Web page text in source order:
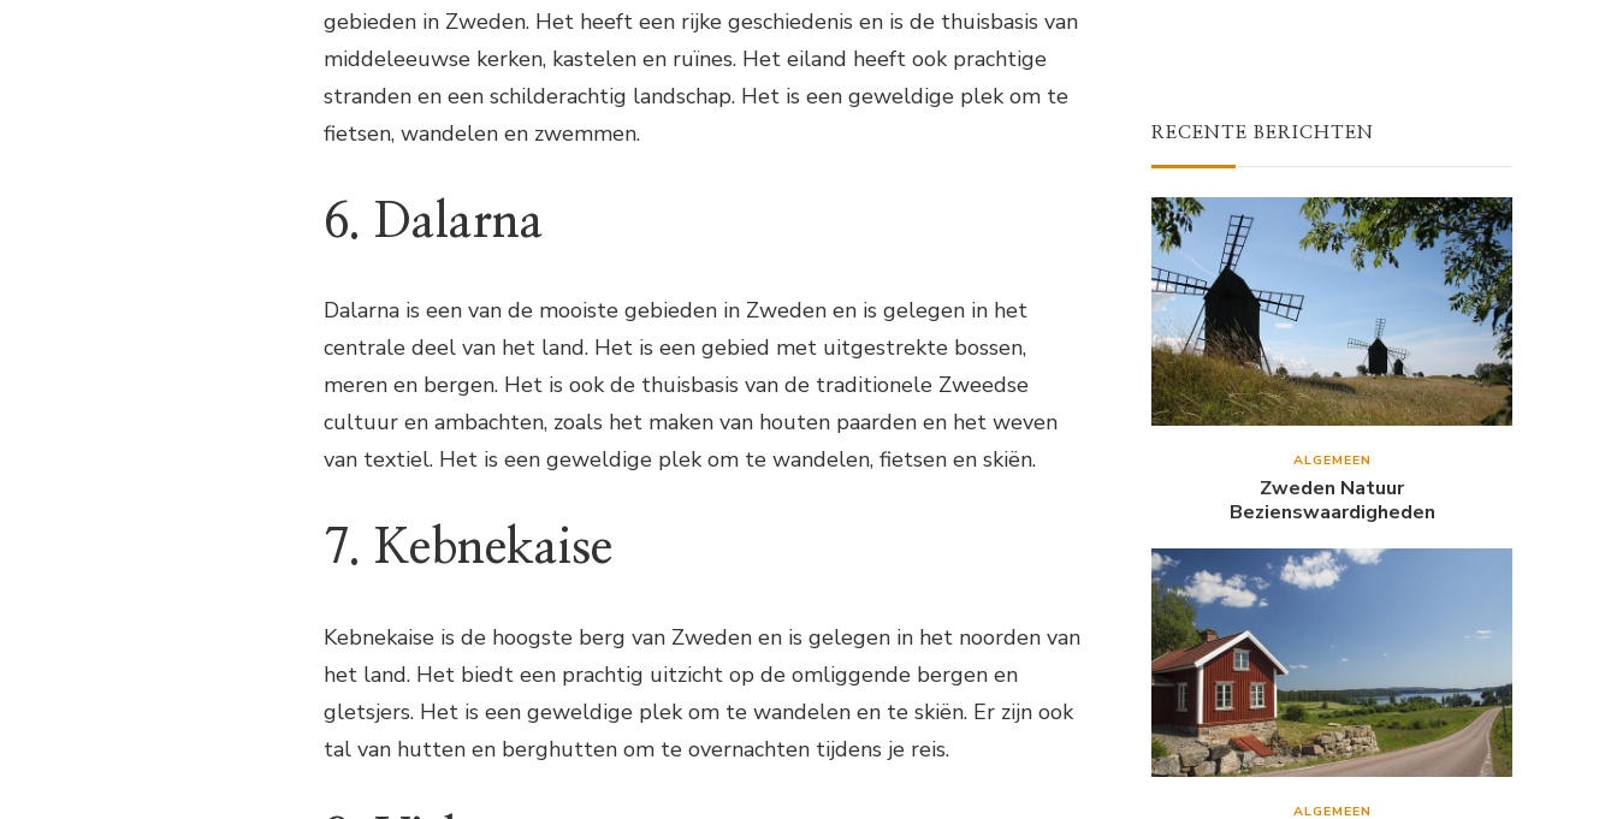
gebieden in Zweden. Het heeft een rijke geschiedenis en is de thuisbasis van
middeleeuwse kerken, kastelen en ruïnes. Het eiland heeft ook prachtige
stranden en een schilderachtig landschap. Het is een geweldige plek om te
fietsen, wandelen en zwemmen.
6. Dalarna
Dalarna is een van de mooiste gebieden in Zweden en is gelegen in het
centrale deel van het land. Het is een gebied met uitgestrekte bossen,
meren en bergen. Het is ook de thuisbasis van de traditionele Zweedse
cultuur en ambachten, zoals het maken van houten paarden en het weven
van textiel. Het is een geweldige plek om te wandelen, fietsen en skiën.
7. Kebnekaise
Kebnekaise is de hoogste berg van Zweden en is gelegen in het noorden van
het land. Het biedt een prachtig uitzicht op de omliggende bergen en
gletsjers. Het is een geweldige plek om te wandelen en te skiën. Er zijn ook
tal van hutten en berghutten om te overnachten tijdens je reis.
RECENTE BERICHTEN
ALGEMEEN
Zweden Natuur
Bezienswaardigheden
ALGEMEEN